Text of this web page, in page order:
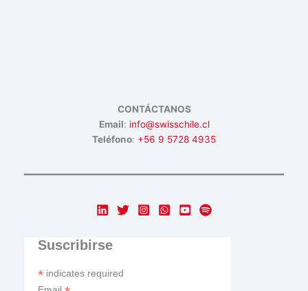
CONTÁCTANOS
Email: info@swisschile.cl
Teléfono: +56 9 5728 4935
Suscribirse
* indicates required